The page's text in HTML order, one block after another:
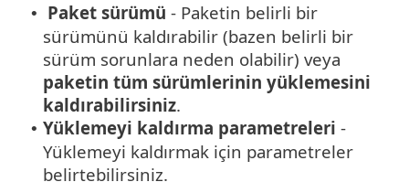
• Paket sürümü - Paketin belirli bir
sürümünü kaldırabilir (bazen belirli bir
sürüm sorunlara neden olabilir) veya
paketin tüm sürümlerinin yüklemesini
kaldırabilirsiniz.
• Yüklemeyi kaldırma parametreleri -
Yüklemeyi kaldırmak için parametreler
belirtebilirsiniz.